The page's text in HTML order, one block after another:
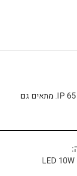
גוף תאורה תלוי דקורטיבי ומודרני מוגן מים IP 65. מתאים גם
LED